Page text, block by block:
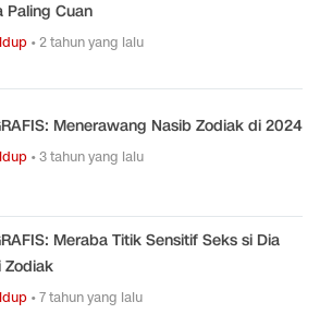
Paling Cuan
•2 tahun yang lalu
Menerawang Nasib Zodiak di 2024
•3 tahun yang lalu
Meraba Titik Sensitif Seks si Dia
Zodiak
•7 tahun yang lalu